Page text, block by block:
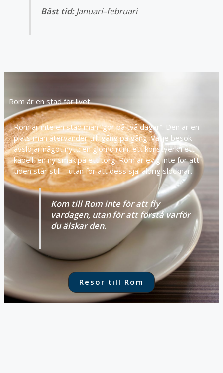
Bäst tid:Januari–februari
Rom är en stad för livet
Rom är inte en stad man ”gör på två dagar”. Den är en
plats man återvänder till, gång på gång. Varje besök
avslöjar något nytt: en glömd ruin, ett konstverk i ett
kapell, en ny smak på ett torg. Rom är evig inte för att
tiden står still – utan för att dess själ aldrig slocknar.
Kom till Rom inte för att fly
vardagen, utan för att förstå varför
du älskar den.
Resor till Rom